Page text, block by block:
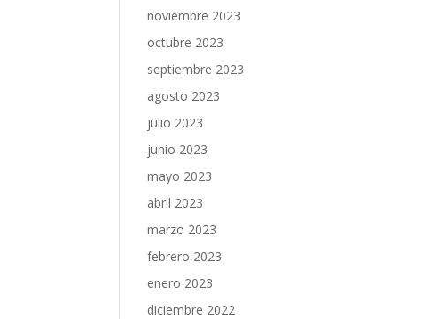
noviembre 2023
octubre 2023
septiembre 2023
agosto 2023
julio 2023
junio 2023
mayo 2023
abril 2023
marzo 2023
febrero 2023
enero 2023
diciembre 2022